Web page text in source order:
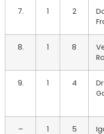
7. 1 2
8. 1 8
9. 1 4
– 1 5